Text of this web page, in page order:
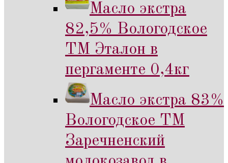
Масло экстра
82,5% Вологодское
ТМ Эталон в
пергаменте 0,4кг
Масло экстра 83%
Вологодское ТМ
Заречненский